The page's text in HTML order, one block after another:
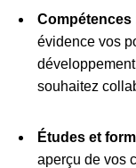
Compétences
évidence vos
souhaitez
Études et
aperçu de vos